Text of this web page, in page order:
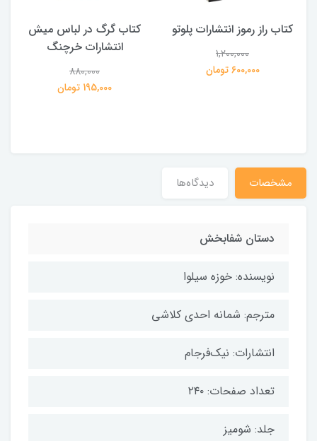
کتاب راز رموز انتشارات پلوتو
1,200,000
600,000 تومان
کتاب گرگ در لباس میش
انتشارات خرچنگ
880,000
195,000 تومان
مشخصات دیدگاه‌ها
دستان شفابخش
نویسنده: خوزه سیلوا
مترجم: شمانه احدی کلاشی
انتشارات: نیک‌فرجام
تعداد صفحات: ۲۴۰
جلد: شومیز